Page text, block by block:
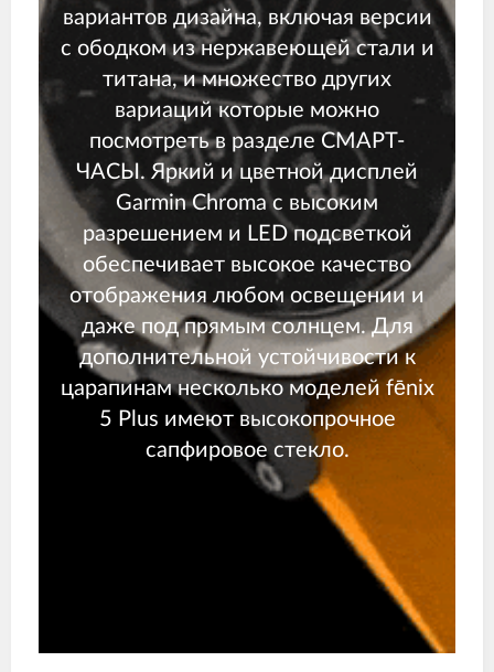
вариантов дизайна, включая версии
с ободком из нержавеющей стали и
титана, и множество других
вариаций которые можно
посмотреть в разделе СМАРТ-
ЧАСЫ. Яркий и цветной дисплей
Garmin Chroma с высоким
разрешением и LED подсветкой
обеспечивает высокое качество
отображения любом освещении и
даже под прямым солнцем. Для
дополнительной устойчивости к
царапинам несколько моделей fēnix
5 Plus имеют высокопрочное
сапфировое стекло.